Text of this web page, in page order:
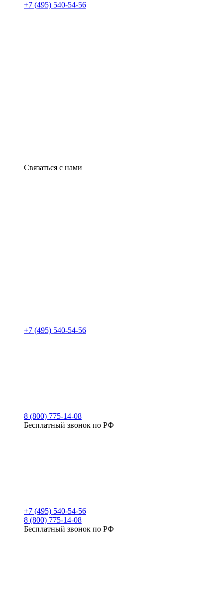
+7 (495) 540-54-56
Связаться с нами
+7 (495) 540-54-56
8 (800) 775-14-08
Бесплатный звонок по РФ
+7 (495) 540-54-56
8 (800) 775-14-08
Бесплатный звонок по РФ